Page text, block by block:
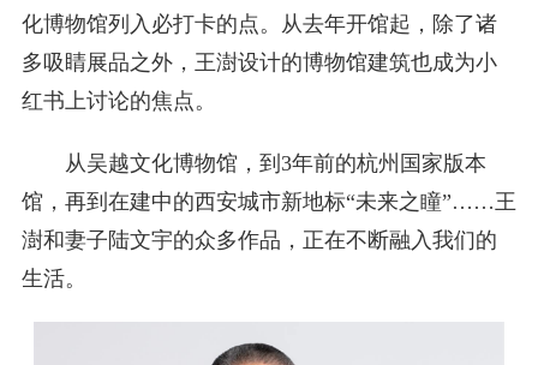
化博物馆列入必打卡的点。从去年开馆起，除了诸
多吸睛展品之外，王澍设计的博物馆建筑也成为小
红书上讨论的焦点。
从吴越文化博物馆，到3年前的杭州国家版本
馆，再到在建中的西安城市新地标“未来之瞳”……王
澍和妻子陆文宇的众多作品，正在不断融入我们的
生活。